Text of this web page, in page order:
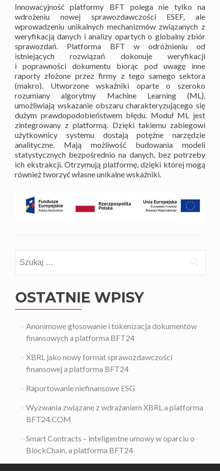
Innowacyjność platformy BFT polega nie tylko na
wdrożeniu nowej sprawozdawczości ESEF, ale
wprowadzeniu unikalnych mechanizmów związanych z
weryfikacją danych i analizy opartych o globalny zbiór
sprawozdań. Platforma BFT w odróżnieniu od
istniejących rozwiązań dokonuje weryfikacji
i poprawności dokumentu biorąc pod uwagę inne
raporty złożone przez firmy z tego samego sektora
(makro). Utworzone wskaźniki oparte o szeroko
rozumiany algorytmy Machine Learning (ML),
umożliwiają wskazanie obszaru charakteryzującego się
dużym prawdopodobieństwem błędu. Moduł ML jest
zintegrowany z platformą. Dzięki takiemu zabiegowi
użytkownicy systemu dostają potężne narzędzie
analityczne. Mają możliwość budowania modeli
statystycznych bezpośrednio na danych, bez potrzeby
ich ekstrakcji. Otrzymują platformę, dzięki której mogą
również tworzyć własne unikalne wskaźniki.
OSTATNIE WPISY
Anonimowe głosowanie i tokenizacja dokumentów
finansowych a platforma BFT24
XBRL jako nowy format sprawozdawczości
finansowej a platforma BFT24
Raportowanie niefinansowe ESG
Wyzwania związane z wdrażaniem XBRL a platforma
BFT24.COM
Smart Contracts – inteligentne umowy w oparciu o
BlockChain, a platforma BFT24